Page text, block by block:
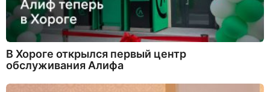
В Хороге открылся первый центр
обслуживания Алифа